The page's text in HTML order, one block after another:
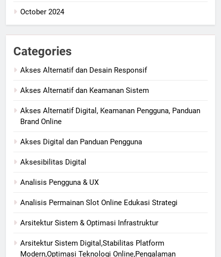
October 2024
Categories
Akses Alternatif dan Desain Responsif
Akses Alternatif dan Keamanan Sistem
Akses Alternatif Digital, Keamanan Pengguna, Panduan
Brand Online
Akses Digital dan Panduan Pengguna
Aksesibilitas Digital
Analisis Pengguna & UX
Analisis Permainan Slot Online Edukasi Strategi
Arsitektur Sistem & Optimasi Infrastruktur
Arsitektur Sistem Digital,Stabilitas Platform
Modern,Optimasi Teknologi Online,Pengalaman